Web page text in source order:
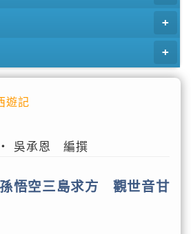
遊記
承恩 編撰
悟空三島求方 觀世音甘